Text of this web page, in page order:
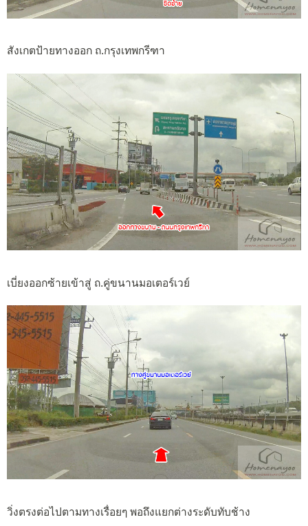
สังเกตป้ายทางออก ถ.กรุงเทพกรีฑา
เบี่ยงออกซ้ายเข้าสู่ ถ.คู่ขนานมอเตอร์เวย์
วิ่งตรงต่อไปตามทางเรื่อยๆ พอถึงแยกต่างระดับทับช้าง